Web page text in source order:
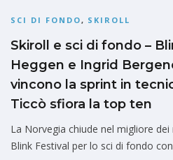
SCI DI FONDO, SKIROLL
Skiroll e sci di fondo –
Heggen e Ingrid
vincono la sprint in
Ticcò sfiora la top ten
La Norvegia chiude nel migliore dei
Blink Festival per lo sci di fondo